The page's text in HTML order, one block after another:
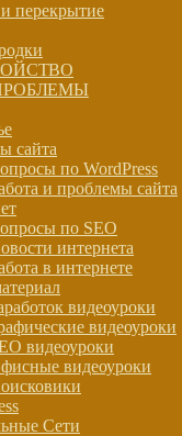
перекрытие
сайта
по WordPress
и проблемы сайта
по SEO
интернета
в интернете
видеоуроки
видеоуроки
видеоуроки
видеоуроки
Сети